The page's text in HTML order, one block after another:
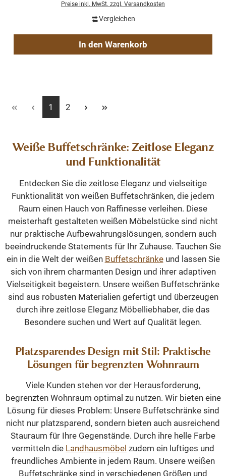
Preise inkl. MwSt. zzgl. Versandkosten
Vergleichen
In den Warenkorb
Seite
1 Seite
2
Weiße Buffetschränke: Zeitlose Eleganz
und Funktionalität
Entdecken Sie die zeitlose Eleganz und vielseitige
Funktionalität von weißen Buffetschränken, die jedem
Raum einen Hauch von Raffinesse verleihen. Diese
meisterhaft gestalteten weißen Möbelstücke sind nicht
nur praktische Aufbewahrungslösungen, sondern auch
beeindruckende Statements für Ihr Zuhause. Tauchen Sie
ein in die Welt der weißen Buffetschränkeund lassen Sie
sich von ihrem charmanten Design und ihrer adaptiven
Vielseitigkeit begeistern. Unsere weißen Buffetschränke
sind aus robusten Materialien gefertigt und überzeugen
durch ihre zeitlose Eleganz Möbelliebhaber, die das
Besondere suchen und Wert auf Qualität legen.
Platzsparendes Design mit Stil: Praktische
Lösungen für begrenzten Wohnraum
Viele Kunden stehen vor der Herausforderung,
begrenzten Wohnraum optimal zu nutzen. Wir bieten eine
Lösung für dieses Problem: Unsere Buffetschränke sind
nicht nur platzsparend, sondern bieten auch ausreichend
Stauraum für Ihre Gegenstände. Durch ihre helle Farbe
vermitteln die Landhausmöbel zudem ein luftiges und
freundliches Ambiente in jedem Raum. Unsere weißen
Buffetschränke sind in verschiedenen Größen und